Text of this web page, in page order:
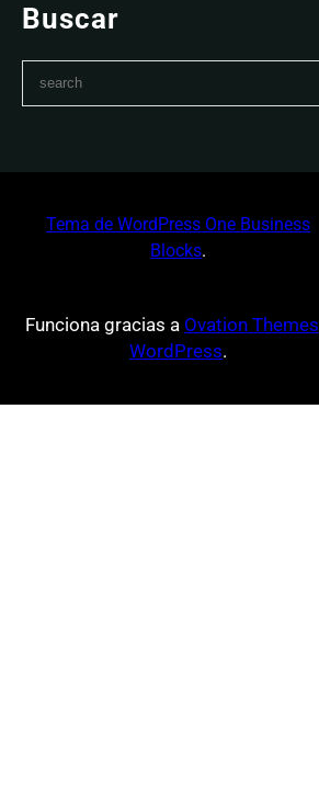
Buscar
c
Tema de WordPress One Business
Blocks.
Funciona gracias a Ovation Themes
WordPress.